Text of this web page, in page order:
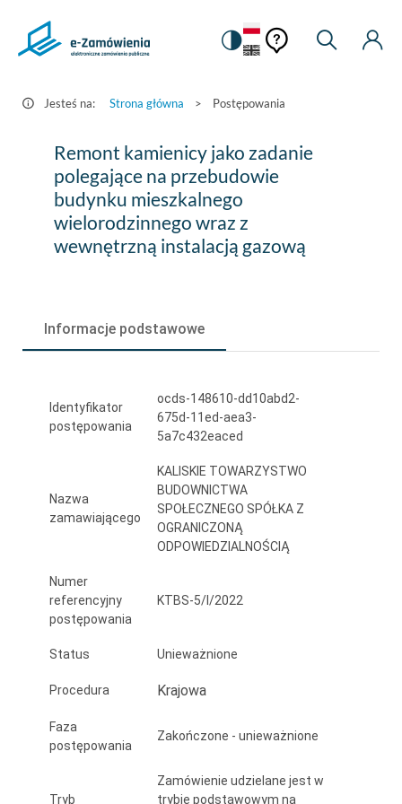
Postępowania
Zamówienia.gov.pl
Zmiana
na
kontrastową
Pomoc
kontekstowa
Pomoc
Moje
Jesteś na: Strona główna > Postępowania
Remont
kamienicy
jako
zadanie
polegające
przebudowie
budynku
mieszkalnego
wielorodzinnego
wewnętrzną
gazową
Remont kamienicy jako zadanie
polegające na przebudowie
budynku mieszkalnego
wielorodzinnego wraz z
wewnętrzną instalacją gazową
Informacje podstawowe
Identyfikator
postępowania
ocds-148610-dd10abd2-
675d-11ed-aea3-
5a7c432eaced
Nazwa
zamawiającego
KALISKIE TOWARZYSTWO
BUDOWNICTWA
SPOŁECZNEGO SPÓŁKA Z
OGRANICZONĄ
ODPOWIEDZIALNOŚCIĄ
Numer
referencyjny
postępowania
KTBS-5/I/2022
Status Unieważnione
Procedura Krajowa
Faza
postępowania
Zakończone - unieważnione
Tryb
Zamówienie udzielane jest w
trybie podstawowym na